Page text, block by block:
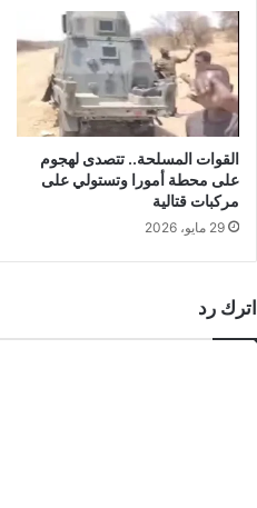
القوات المسلحة.. تتصدى لهجوم
على محطة أمورا وتستولي على
مركبات قتالية
29 مايو، 2026
اترك رد